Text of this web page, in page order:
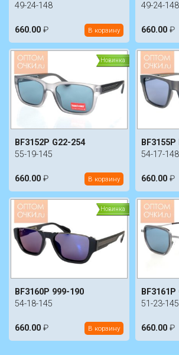
49-24-148
660.00 ₽ В корзину
49-24-148
660.00 ₽
Новинка
BF3152P G22-254
55-19-145
660.00 ₽ В корзину
54-17-148
660.00 ₽
Новинка
BF3160P 999-190
54-18-145
660.00 ₽ В корзину
51-23-145
660.00 ₽